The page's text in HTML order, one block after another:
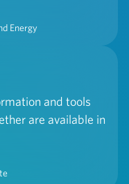
Energy
and tools
are available in